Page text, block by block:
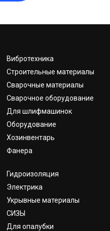
Вибротехника
Строительные материалы
Сварочные материалы
Сварочное оборудование
Для шлифмашинок
Оборудование
Хозинвентарь
Фанера
Гидроизоляция
Электрика
Укрывные материалы
СИЗЫ
Для опалубки